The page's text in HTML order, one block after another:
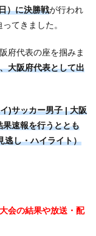
）に決勝戦が行われ
てきました。
府代表の座を掴みま
大阪府代表として出
)サッカー男子 | 大阪
速報を行うととも
逃し・ハイライト）
会の結果や放送・配